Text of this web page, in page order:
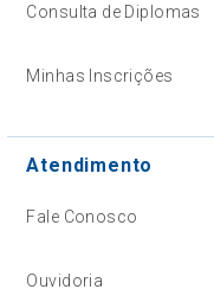
Consulta de Diplomas
Minhas Inscrições
Atendimento
Fale Conosco
Ouvidoria